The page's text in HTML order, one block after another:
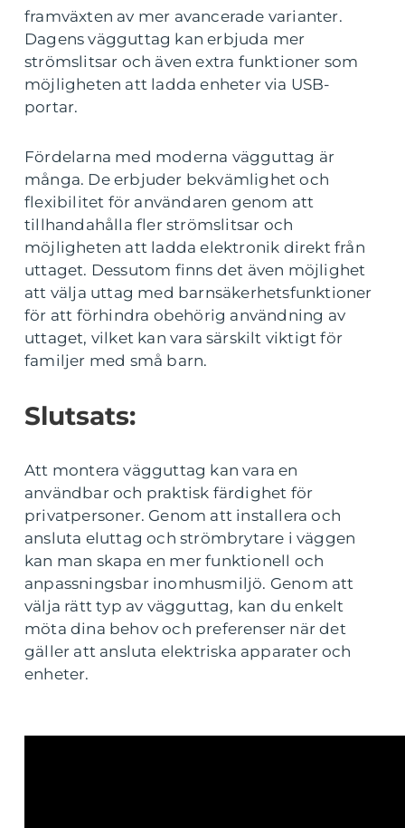
framväxten av mer avancerade varianter.
Dagens vägguttag kan erbjuda mer
strömslitsar och även extra funktioner som
möjligheten att ladda enheter via USB-
portar.
Fördelarna med moderna vägguttag är
många. De erbjuder bekvämlighet och
flexibilitet för användaren genom att
tillhandahålla fler strömslitsar och
möjligheten att ladda elektronik direkt från
uttaget. Dessutom finns det även möjlighet
att välja uttag med barnsäkerhetsfunktioner
för att förhindra obehörig användning av
uttaget, vilket kan vara särskilt viktigt för
familjer med små barn.
Slutsats:
Att montera vägguttag kan vara en
användbar och praktisk färdighet för
privatpersoner. Genom att installera och
ansluta eluttag och strömbrytare i väggen
kan man skapa en mer funktionell och
anpassningsbar inomhusmiljö. Genom att
välja rätt typ av vägguttag, kan du enkelt
möta dina behov och preferenser när det
gäller att ansluta elektriska apparater och
enheter.